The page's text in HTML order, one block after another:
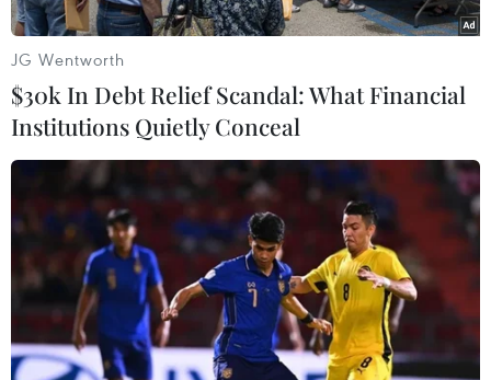
#Gerard Pique #Yaya Toure
#Gia hạn hợp đồng
#Barcelona
#Chelsea
#Ashley Cole
#Manchester United
#Cers Fabregas
Anh
Pháp
Tây Ban Nha
JG Wentworth
$30k In Debt Relief Scandal: What Financial
Institutions Quietly Conceal